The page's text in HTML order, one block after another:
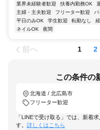
業界未経験者歓迎 扶養内勤務OK
主婦・主夫歓迎
フリーター歓迎
平日のみOK
学生歓迎 転勤なし
ネイルOK
夜間
前へ 1 2
この条件の
北海道 / 北広島市
フリーター歓迎
「LINEで受け取る」では、新着
す。 詳しくはこちら